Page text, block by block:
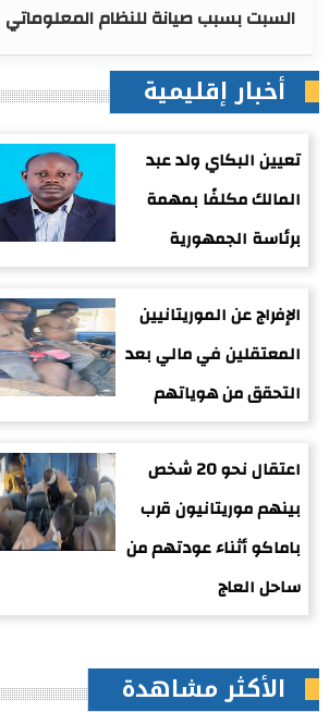
السبت بسبب صيانة للنظام المعلوماتي
أخبار إقليمية
تعيين البكاي ولد عبد
المالك مكلفًا بمهمة
برئاسة الجمهورية
الإفراج عن الموريتانيين
المعتقلين في مالي بعد
التحقق من هوياتهم
اعتقال نحو 20 شخص
بينهم موريتانيون قرب
باماكو أثناء عودتهم من
ساحل العاج
الأكثر مشاهدة